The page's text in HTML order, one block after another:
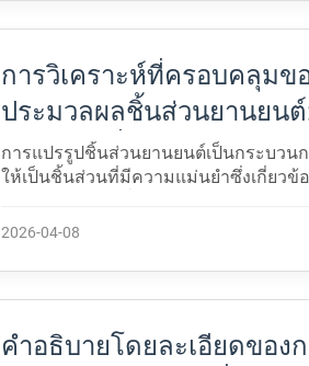
การวิเคราะห์ที่ครอบคลุมข
ประมวลผลชิ้นส่วนยานยน
ว่างเปล่าเพื่อผลิตภัณฑ์สําเ
การแปรรูปชิ้นส่วนยานยนต์เป็นกระบวน
ให้เป็นชิ้นส่วนที่มีความแม่นยําซึ่งเกี่ยวข้
2026-04-08
คําอธิบายโดยละเอียดของ